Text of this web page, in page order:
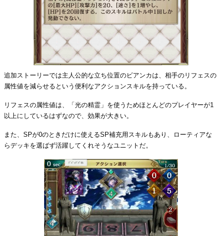
追加ストーリーでは主人公的な立ち位置のビアンカは、相手のリフェスの
属性値を減らせるという便利なアクションスキルを持っている。
リフェスの属性値は、「光の精霊」を使うためほとんどのプレイヤーが1
以上にしているはずなので、効果が大きい。
また、SPが0のときだけに使えるSP補充用スキルもあり、ローティアな
らデッキを選ばず活躍してくれそうなユニットだ。